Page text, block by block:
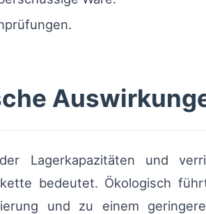
Lagerkapazitäten und
bedeutet. Ökologisch
und zu einem